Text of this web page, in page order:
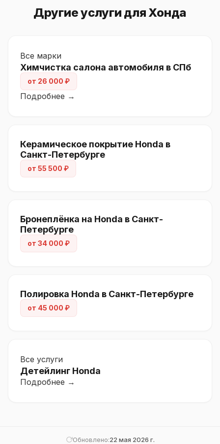
Другие услуги для Хонда
Все марки
Химчистка салона автомобиля в СПб
от 26 000 ₽
Подробнее →
Керамическое покрытие Honda в
Санкт-Петербурге
от 55 500 ₽
Бронеплёнка на Honda в Санкт-
Петербурге
от 34 000 ₽
Полировка Honda в Санкт-Петербурге
от 45 000 ₽
Все услуги
Детейлинг Honda
Подробнее →
Обновлено:22 мая 2026 г.